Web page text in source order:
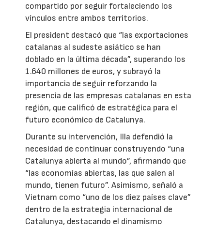
compartido por seguir fortaleciendo los
vínculos entre ambos territorios.
El president destacó que “las exportaciones
catalanas al sudeste asiático se han
doblado en la última década”, superando los
1.640 millones de euros, y subrayó la
importancia de seguir reforzando la
presencia de las empresas catalanas en esta
región, que calificó de estratégica para el
futuro económico de Catalunya.
Durante su intervención, Illa defendió la
necesidad de continuar construyendo “una
Catalunya abierta al mundo”, afirmando que
“las economías abiertas, las que salen al
mundo, tienen futuro”. Asimismo, señaló a
Vietnam como “uno de los diez países clave”
dentro de la estrategia internacional de
Catalunya, destacando el dinamismo